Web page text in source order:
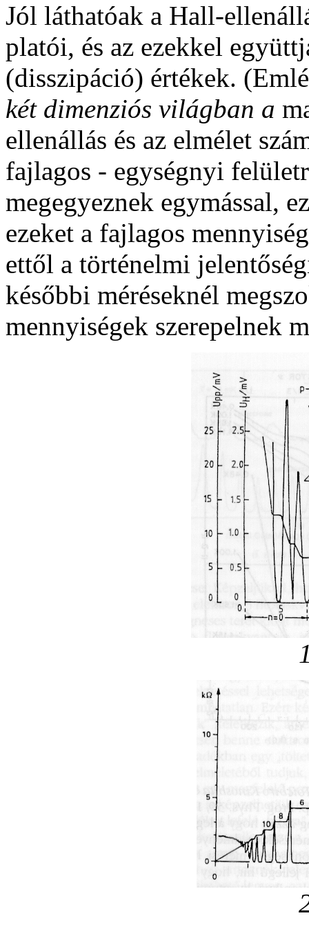
Jól láthatóak a Hall-
platói, és az ezekkel
(disszipáció) értékek.
két dimenziós világban a
ellenállás és az elmélet
fajlagos - egységnyi
megegyeznek egymással,
ezeket a fajlagos
ettől a történelmi
későbbi méréseknél
mennyiségek szerepelnek